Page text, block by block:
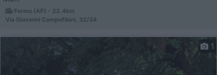
Fermo (AP) - 22.4km
Via Giovanni Campofiloni, 32/34
1